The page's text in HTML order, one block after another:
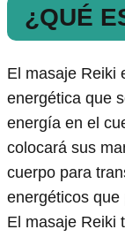
¿QUÉ
El masaje Reiki
energética que
energía en el
colocará sus
cuerpo para
energéticos que
El masaje Reiki